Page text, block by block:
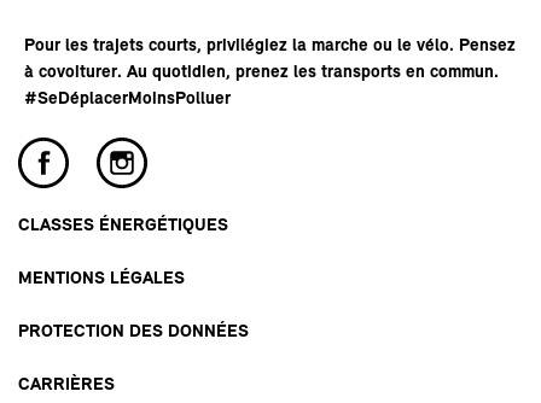
Pour les trajets courts, privilégiez la marche ou le vélo. Pensez
à covoiturer. Au quotidien, prenez les transports en commun.
#SeDéplacerMoinsPolluer
CLASSES ÉNERGÉTIQUES
MENTIONS LÉGALES
PROTECTION DES DONNÉES
CARRIÈRES